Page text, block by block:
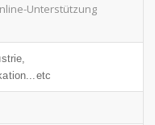
Unterstützung